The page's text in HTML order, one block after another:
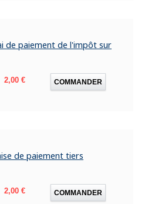
de paiement de l'impôt sur
Prix
2,00 € COMMANDER
de paiement tiers
Prix
2,00 € COMMANDER